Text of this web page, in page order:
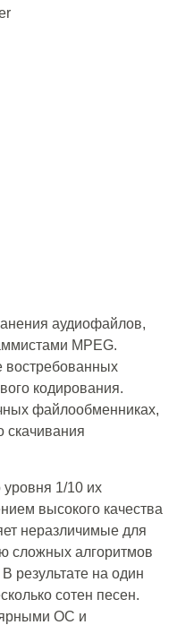
аудиофайлов,
MPEG.
востребованных
кодирования.
файлообменниках,
скачивания
уровня 1/10 их
высокого качества
неразличимые для
сложных алгоритмов
результате на один
сотен песен.
ОС и